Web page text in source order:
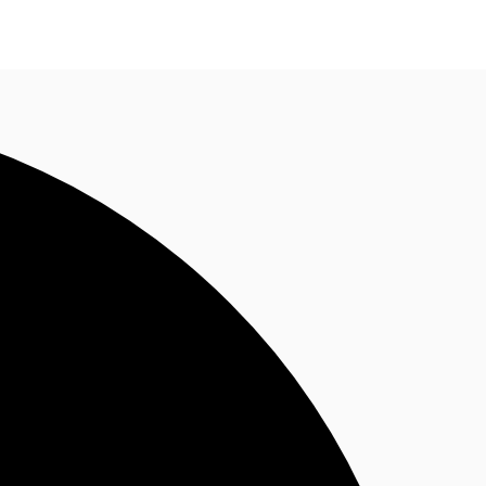
Nous contacter